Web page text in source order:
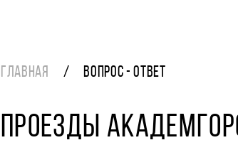
ГЛАВНАЯ ВОПРОС - ОТВЕТ
ПРОЕЗДЫ